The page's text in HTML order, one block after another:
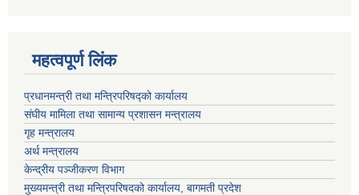
महत्वपूर्ण लिंक
प्रधानमन्त्री तथा मन्त्रिपरिषद्को कार्यालय
संघीय मामिला तथा सामान्य प्रशासन मन्त्रालय
गृह मन्त्रालय
अर्थ मन्त्रालय
केन्द्रीय पञ्जीकरण विभाग
मुख्यमन्त्री तथा मन्त्रिपरिषदको कार्यालय, बागमती प्रदेश